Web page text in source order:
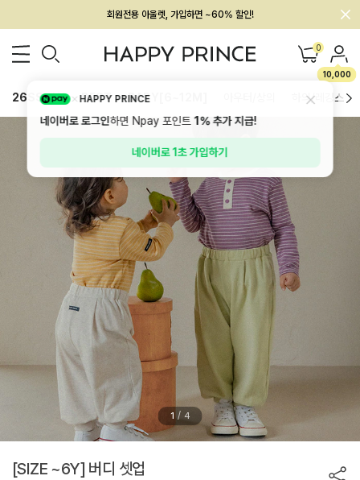
멤버십 최대 28,000원 혜택
0
10,000
26SS 신상 BEST BABY[6~12M] 하의/레깅스
1 / 4
[SIZE ~6Y] 버디 셋업
HAPPY PRINCE
네이버로 로그인하면 Npay 포인트1%추가 지급!
네이버로 1초 가입하기